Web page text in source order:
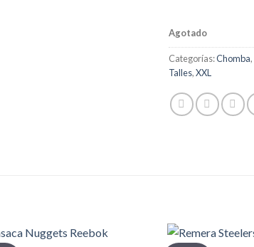
Agotado
Categorías:Chomba,
Talles,XXL